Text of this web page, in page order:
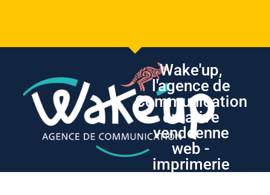
Wake'up,
l'agence de
Communication
créative
vendéenne
web -
imprimerie